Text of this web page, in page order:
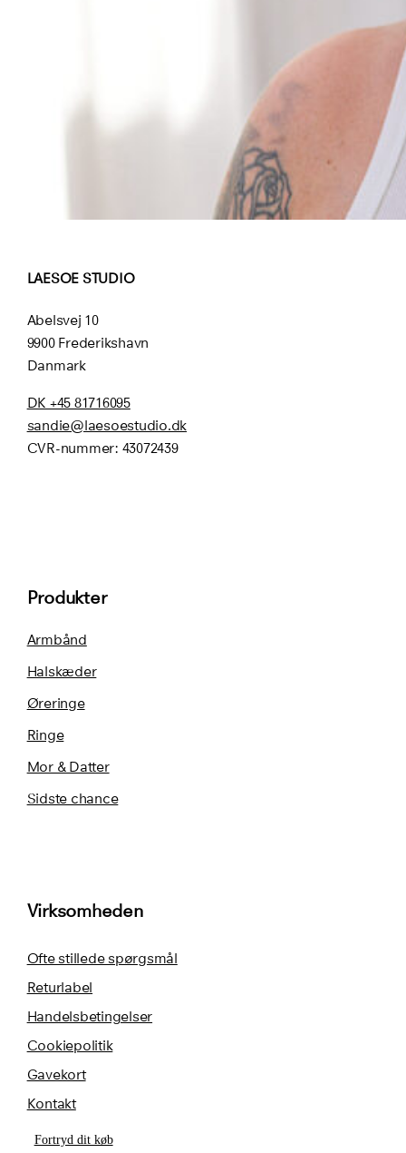
LAESOE STUDIO
Abelsvej 10
9900 Frederikshavn
Danmark
DK +45 81716095
sandie@laesoestudio.dk
CVR-nummer: 43072439
Produkter
Armbånd
Halskæder
Øreringe
Ringe
Mor & Datter
Sidste chance
Virksomheden
Ofte stillede spørgsmål
Returlabel
Handelsbetingelser
Cookiepolitik
Gavekort
Kontakt
Fortryd dit køb